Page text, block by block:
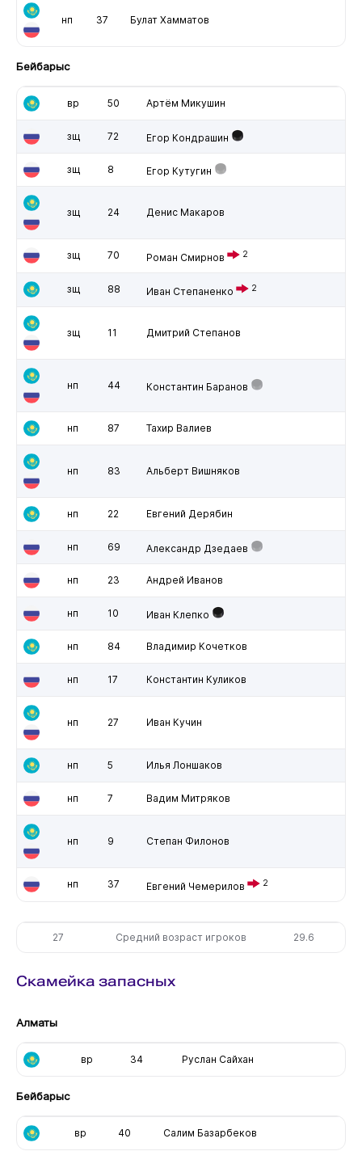
нп 37 Булат Хамматов
Бейбарыс
вр 50 Артём Микушин
зщ 72 Егор Кондрашин
зщ 8 Егор Кутугин
зщ 24 Денис Макаров
зщ 70 Роман Смирнов 2
зщ 88 Иван Степаненко 2
зщ 11 Дмитрий Степанов
нп 44 Константин Баранов
нп 87 Тахир Валиев
нп 83 Альберт Вишняков
нп 22 Евгений Дерябин
нп 69 Александр Дзедаев
нп 23 Андрей Иванов
нп 10 Иван Клепко
нп 84 Владимир Кочетков
нп 17 Константин Куликов
нп 27 Иван Кучин
нп 5 Илья Лоншаков
нп 7 Вадим Митряков
нп 9 Степан Филонов
нп 37 Евгений Чемерилов 2
27 Средний возраст игроков 29.6
Скамейка запасных
Алматы
вр 34 Руслан Сайхан
Бейбарыс
вр 40 Салим Базарбеков